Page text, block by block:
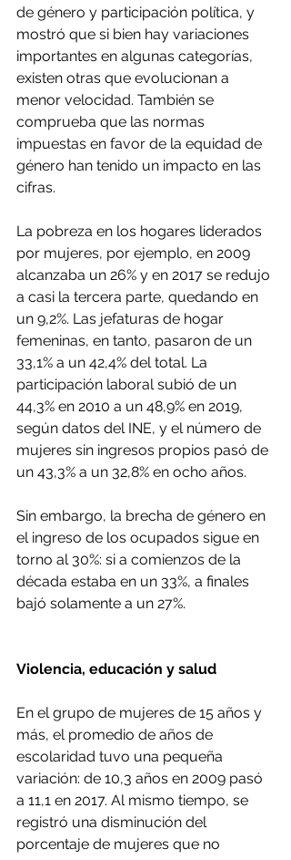
de género y participación política, y
mostró que si bien hay variaciones
importantes en algunas categorías,
existen otras que evolucionan a
menor velocidad. También se
comprueba que las normas
impuestas en favor de la equidad de
género han tenido un impacto en las
cifras.
La pobreza en los hogares liderados
por mujeres, por ejemplo, en 2009
alcanzaba un 26% y en 2017 se redujo
a casi la tercera parte, quedando en
un 9,2%. Las jefaturas de hogar
femeninas, en tanto, pasaron de un
33,1% a un 42,4% del total. La
participación laboral subió de un
44,3% en 2010 a un 48,9% en 2019,
según datos del INE, y el número de
mujeres sin ingresos propios pasó de
un 43,3% a un 32,8% en ocho años.
Sin embargo, la brecha de género en
el ingreso de los ocupados sigue en
torno al 30%: si a comienzos de la
década estaba en un 33%, a finales
bajó solamente a un 27%.
Violencia, educación y salud
En el grupo de mujeres de 15 años y
más, el promedio de años de
escolaridad tuvo una pequeña
variación: de 10,3 años en 2009 pasó
a 11,1 en 2017. Al mismo tiempo, se
registró una disminución del
porcentaje de mujeres que no